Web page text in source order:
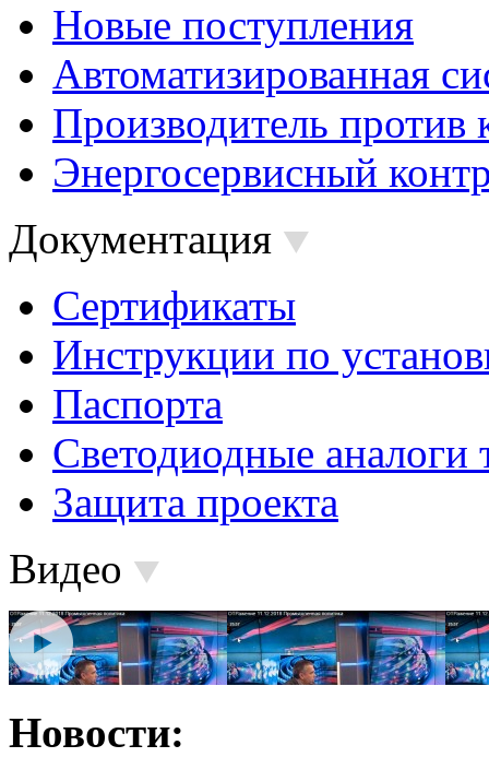
Новые поступления
Автоматизированная
Производитель против
Энергосервисный
Документация
Сертификаты
Инструкции по
Паспорта
Светодиодные аналоги
Защита проекта
Видео
Новости: